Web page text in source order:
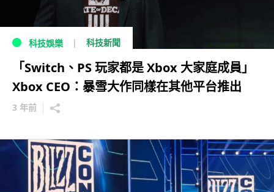
科技娛樂 科技新聞
「Switch、PS 玩家都是 Xbox 大家庭成員」
Xbox CEO：暴雪大作同樣在其他平台推出
3 年前